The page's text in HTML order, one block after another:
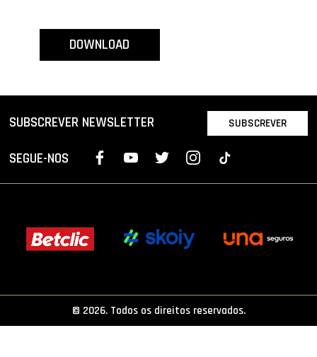
ÁREA TÉCNICA
PROJETOS
LIGA BETCLIC FEMININA
DOWNLOAD
SUBSCREVER NEWSLETTER SUBSCREVER
SEGUE-NOS
© 2026. Todos os direitos reservados.